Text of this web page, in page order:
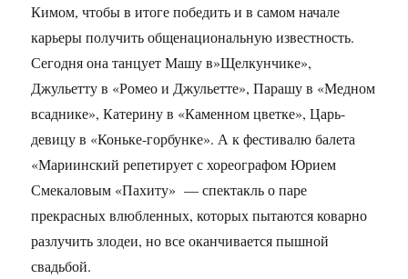
Кимом, чтобы в итоге победить и в самом начале
карьеры получить общенациональную известность.
Сегодня она танцует Машу в»Щелкунчике»,
Джульетту в «Ромео и Джульетте», Парашу в «Медном
всаднике», Катерину в «Каменном цветке», Царь-
девицу в «Коньке-горбунке». А к фестивалю балета
«Мариинский репетирует с хореографом Юрием
Смекаловым «Пахиту» — спектакль о паре
прекрасных влюбленных, которых пытаются коварно
разлучить злодеи, но все оканчивается пышной
свадьбой.